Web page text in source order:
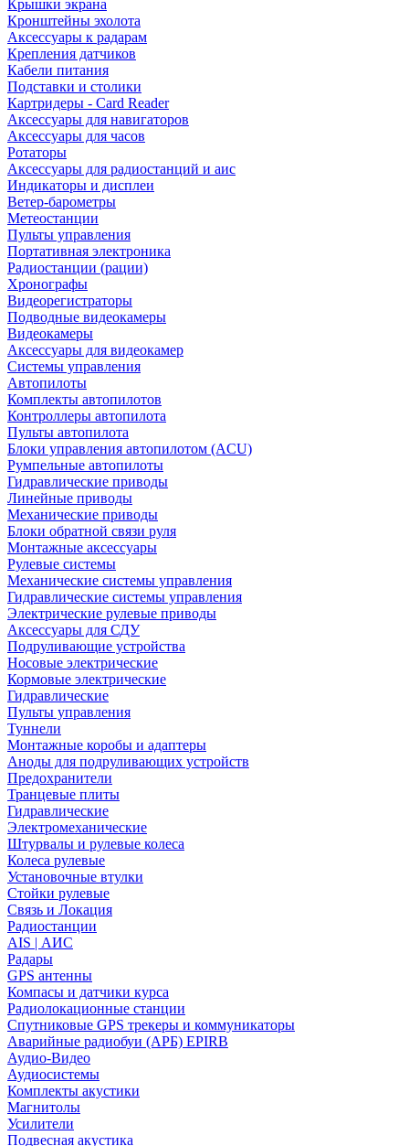
Крышки экрана
Кронштейны эхолота
Аксессуары к радарам
Крепления датчиков
Кабели питания
Подставки и столики
Картридеры - Card Reader
Аксессуары для навигаторов
Аксессуары для часов
Ротаторы
Аксессуары для радиостанций и аис
Индикаторы и дисплеи
Ветер-барометры
Метеостанции
Пульты управления
Портативная электроника
Радиостанции (рации)
Хронографы
Видеорегистраторы
Подводные видеокамеры
Видеокамеры
Аксессуары для видеокамер
Системы управления
Автопилоты
Комплекты автопилотов
Контроллеры автопилота
Пульты автопилота
Блоки управления автопилотом (ACU)
Румпельные автопилоты
Гидравлические приводы
Линейные приводы
Механические приводы
Блоки обратной связи руля
Монтажные аксессуары
Рулевые системы
Механические системы управления
Гидравлические системы управления
Электрические рулевые приводы
Аксессуары для СДУ
Подруливающие устройства
Носовые электрические
Кормовые электрические
Гидравлические
Пульты управления
Туннели
Монтажные коробы и адаптеры
Аноды для подруливающих устройств
Предохранители
Транцевые плиты
Гидравлические
Электромеханические
Штурвалы и рулевые колеса
Колеса рулевые
Установочные втулки
Стойки рулевые
Связь и Локация
Радиостанции
AIS | АИС
Радары
GPS антенны
Компасы и датчики курса
Радиолокационные станции
Спутниковые GPS трекеры и коммуникаторы
Аварийные радиобуи (АРБ) EPIRB
Аудио-Видео
Аудиосистемы
Комплекты акустики
Магнитолы
Усилители
Подвесная акустика